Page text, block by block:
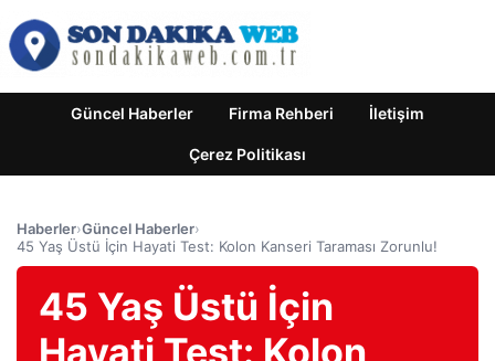
Güncel Haberler Firma Rehberi İletişim
Çerez Politikası
Haberler›Güncel Haberler›
45 Yaş Üstü İçin Hayati Test: Kolon Kanseri Taraması Zorunlu!
45 Yaş Üstü İçin
Hayati Test: Kolon